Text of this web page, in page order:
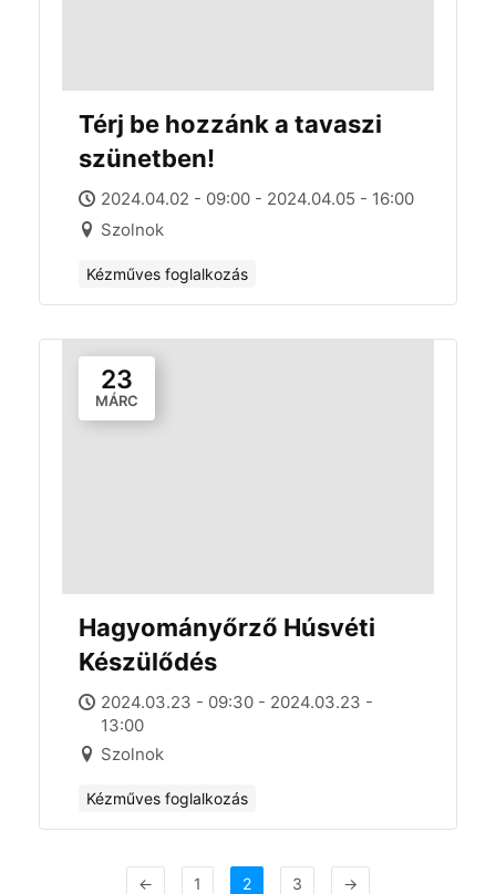
Térj be hozzánk a tavaszi
szünetben!
2024.04.02 - 09:00 - 2024.04.05 - 16:00
Szolnok
Kézműves foglalkozás
23
MÁRC
Hagyományőrző Húsvéti
Készülődés
2024.03.23 - 09:30 - 2024.03.23 -
13:00
Szolnok
Kézműves foglalkozás
← 1 2 3 →